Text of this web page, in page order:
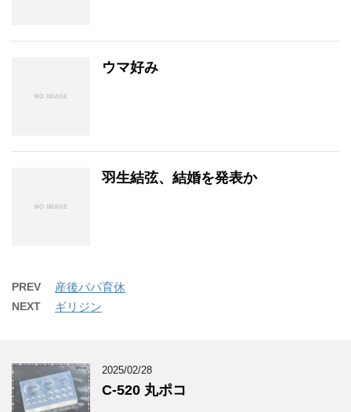
ウマ好み
羽生結弦、結婚を発表か
PREV 産後パパ育休
NEXT ギリジン
2025/02/28
C-520 丸ポコ